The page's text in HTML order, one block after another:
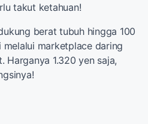
takut ketahuan!
berat tubuh hingga 100
marketplace daring
Harganya 1.320 yen saja,